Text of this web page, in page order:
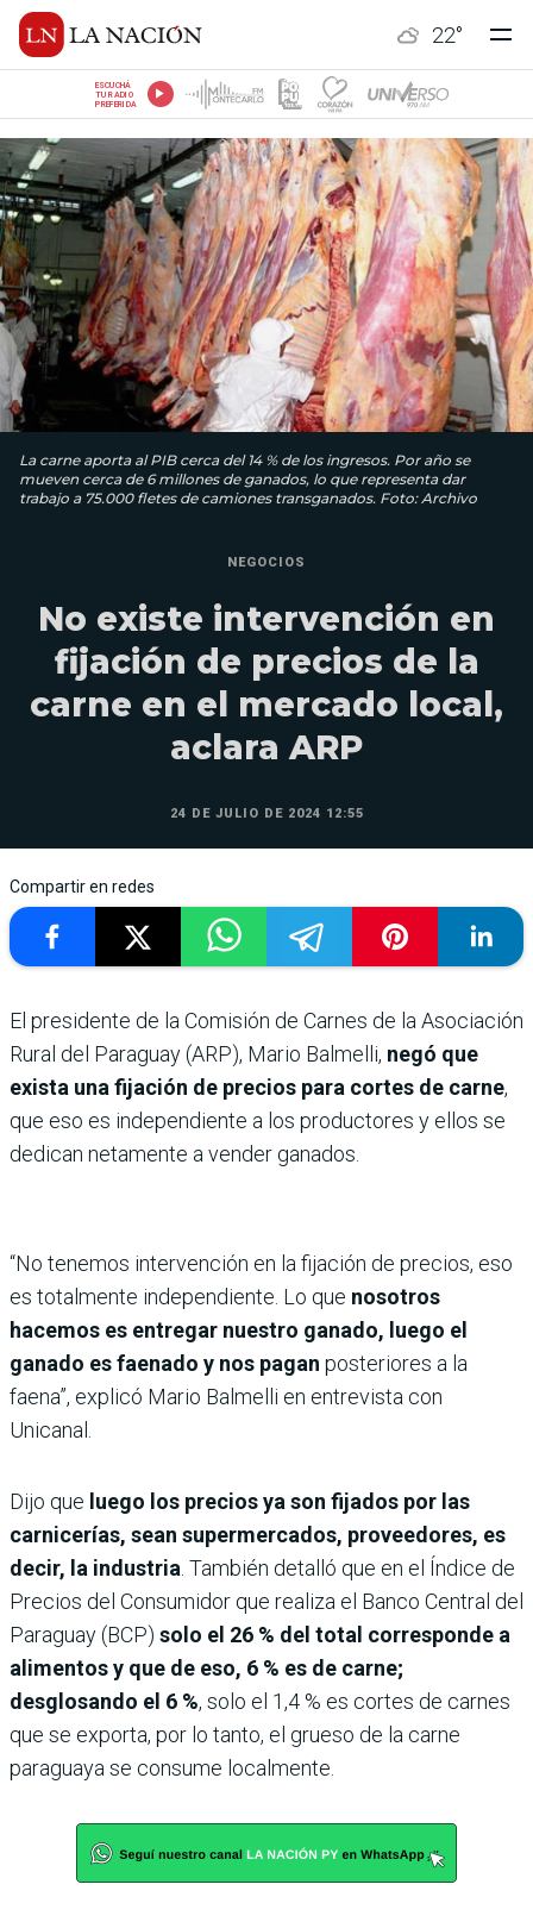
22°
ESCUCHÁ
TU RADIO
PREFERIDA
La carne aporta al PIB cerca del 14 % de los ingresos. Por año se
mueven cerca de 6 millones de ganados, lo que representa dar
trabajo a 75.000 fletes de camiones transganados. Foto: Archivo
NEGOCIOS
No existe intervención en
fijación de precios de la
carne en el mercado local,
aclara ARP
24 DE JULIO DE 2024 12:55
Compartir en redes
El presidente de la Comisión de Carnes de la Asociación
Rural del Paraguay (ARP), Mario Balmelli, negó que
exista una fijación de precios para cortes de carne,
que eso es independiente a los productores y ellos se
dedican netamente a vender ganados.
“No tenemos intervención en la fijación de precios, eso
es totalmente independiente. Lo que nosotros
hacemos es entregar nuestro ganado, luego el
ganado es faenado y nos pagan posteriores a la
faena”, explicó Mario Balmelli en entrevista con
Unicanal.
Dijo que luego los precios ya son fijados por las
carnicerías, sean supermercados, proveedores, es
decir, la industria . También detalló que en el Índice de
Precios del Consumidor que realiza el Banco Central del
Paraguay (BCP) solo el 26 % del total corresponde a
alimentos y que de eso, 6 % es de carne;
desglosando el 6 %, solo el 1,4 % es cortes de carnes
que se exporta, por lo tanto, el grueso de la carne
paraguaya se consume localmente.